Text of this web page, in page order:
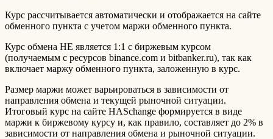
Курс рассчитывается автоматически и отображается на сайте
обменного пункта с учетом маржи обменного пункта.
Курс обмена НЕ является 1:1 с биржевым курсом
(получаемым с ресурсов binance.com и bitbanker.ru), так как
включает маржу обменного пункта, заложенную в курс.
Размер маржи может варьироваться в зависимости от
направления обмена и текущей рыночной ситуации.
Итоговый курс на сайте HASchange формируется в виде
маржи к биржевому курсу и, как правило, составляет до 2% в
зависимости от направления обмена и рыночной ситуации.